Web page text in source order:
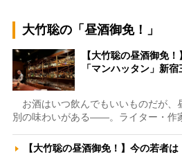
大竹聡の「昼酒御免！」
【大竹聡の昼酒御免
「マンハッタン」新
お酒はいつ飲んでもいいものだが、
別の味わいがある――。ライター・作
【大竹聡の昼酒御免！】今の若者